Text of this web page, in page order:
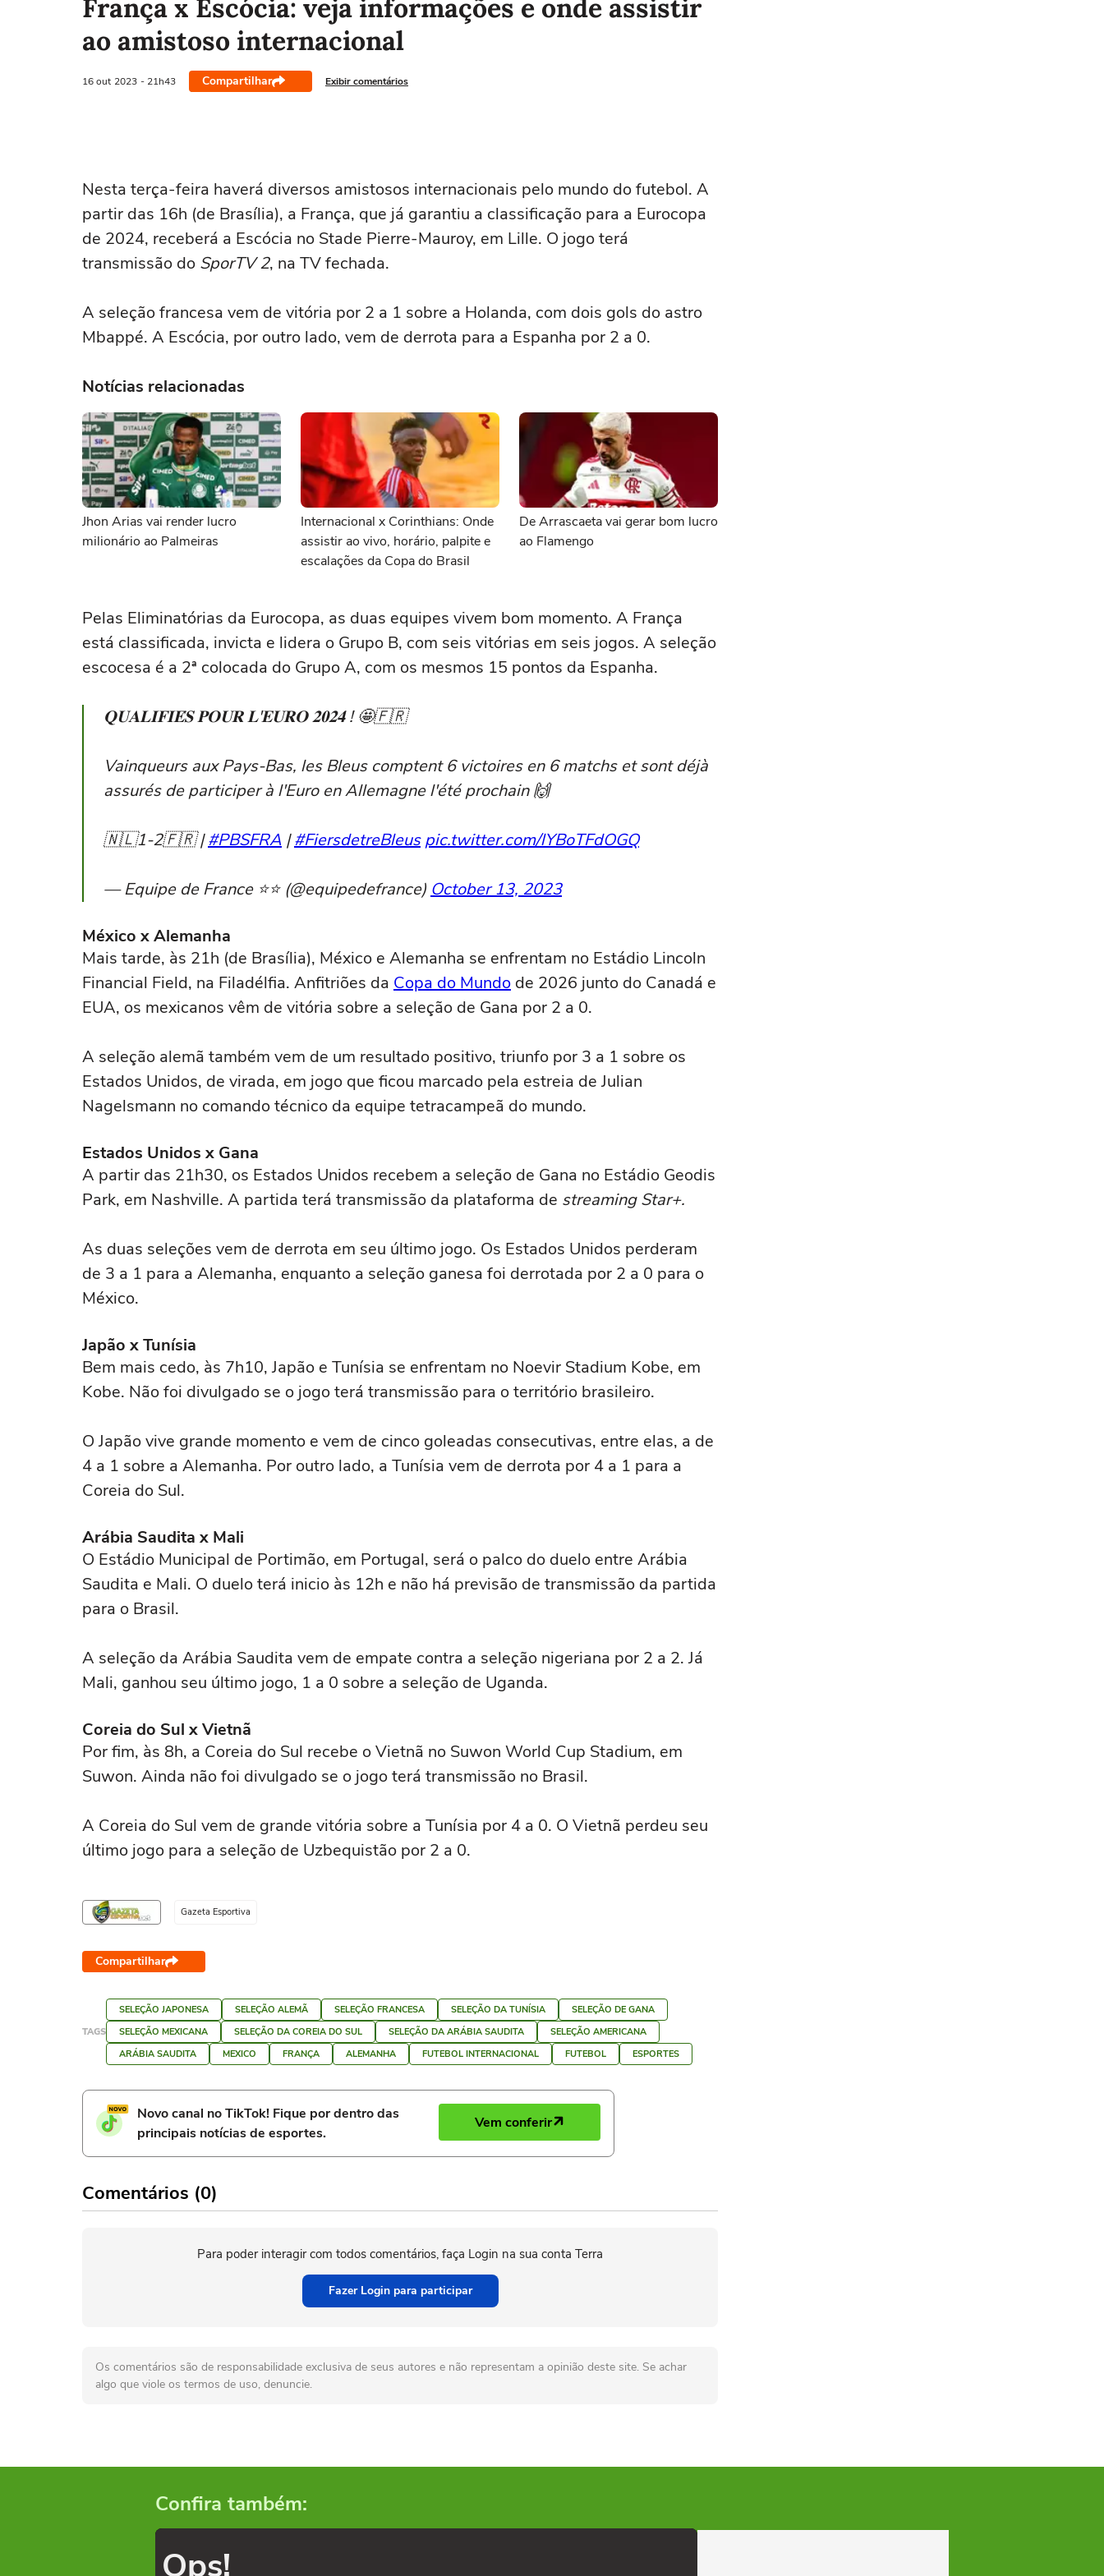
França x Escócia: veja informações e onde assistir
ao amistoso internacional
16 out 2023 - 21h43 Compartilhar Exibir comentários
Nesta terça-feira haverá diversos amistosos internacionais pelo mundo do futebol. A
partir das 16h (de Brasília), a França, que já garantiu a classificação para a Eurocopa
de 2024, receberá a Escócia no Stade Pierre-Mauroy, em Lille. O jogo terá
transmissão do SporTV 2, na TV fechada.
A seleção francesa vem de vitória por 2 a 1 sobre a Holanda, com dois gols do astro
Mbappé. A Escócia, por outro lado, vem de derrota para a Espanha por 2 a 0.
Notícias relacionadas
Jhon Arias vai render lucro
milionário ao Palmeiras
Internacional x Corinthians: Onde
assistir ao vivo, horário, palpite e
escalações da Copa do Brasil
De Arrascaeta vai gerar bom lucro
ao Flamengo
Pelas Eliminatórias da Eurocopa, as duas equipes vivem bom momento. A França
está classificada, invicta e lidera o Grupo B, com seis vitórias em seis jogos. A seleção
escocesa é a 2ª colocada do Grupo A, com os mesmos 15 pontos da Espanha.
𝐐𝐔𝐀𝐋𝐈𝐅𝐈𝐄́𝐒 𝐏𝐎𝐔𝐑 𝐋'𝐄𝐔𝐑𝐎 𝟐𝟎𝟐𝟒 ! 🤩🇫🇷
Vainqueurs aux Pays-Bas, les Bleus comptent 6 victoires en 6 matchs et sont déjà
assurés de participer à l'Euro en Allemagne l'été prochain 🙌
🇳🇱1-2🇫🇷 |#PBSFRA |#FiersdetreBleus pic.twitter.com/lYBoTFdOGQ
— Equipe de France ⭐⭐ (@equipedefrance) October 13, 2023
México x Alemanha
Mais tarde, às 21h (de Brasília), México e Alemanha se enfrentam no Estádio Lincoln
Financial Field, na Filadélfia. Anfitriões da Copa do Mundo de 2026 junto do Canadá e
EUA, os mexicanos vêm de vitória sobre a seleção de Gana por 2 a 0.
A seleção alemã também vem de um resultado positivo, triunfo por 3 a 1 sobre os
Estados Unidos, de virada, em jogo que ficou marcado pela estreia de Julian
Nagelsmann no comando técnico da equipe tetracampeã do mundo.
Estados Unidos x Gana
A partir das 21h30, os Estados Unidos recebem a seleção de Gana no Estádio Geodis
Park, em Nashville. A partida terá transmissão da plataforma de streaming Star+.
As duas seleções vem de derrota em seu último jogo. Os Estados Unidos perderam
de 3 a 1 para a Alemanha, enquanto a seleção ganesa foi derrotada por 2 a 0 para o
México.
Japão x Tunísia
Bem mais cedo, às 7h10, Japão e Tunísia se enfrentam no Noevir Stadium Kobe, em
Kobe. Não foi divulgado se o jogo terá transmissão para o território brasileiro.
O Japão vive grande momento e vem de cinco goleadas consecutivas, entre elas, a de
4 a 1 sobre a Alemanha. Por outro lado, a Tunísia vem de derrota por 4 a 1 para a
Coreia do Sul.
Arábia Saudita x Mali
O Estádio Municipal de Portimão, em Portugal, será o palco do duelo entre Arábia
Saudita e Mali. O duelo terá inicio às 12h e não há previsão de transmissão da partida
para o Brasil.
A seleção da Arábia Saudita vem de empate contra a seleção nigeriana por 2 a 2. Já
Mali, ganhou seu último jogo, 1 a 0 sobre a seleção de Uganda.
Coreia do Sul x Vietnã
Por fim, às 8h, a Coreia do Sul recebe o Vietnã no Suwon World Cup Stadium, em
Suwon. Ainda não foi divulgado se o jogo terá transmissão no Brasil.
A Coreia do Sul vem de grande vitória sobre a Tunísia por 4 a 0. O Vietnã perdeu seu
último jogo para a seleção de Uzbequistão por 2 a 0.
Gazeta Esportiva
Compartilhar
TAGS
SELEÇÃO JAPONESA SELEÇÃO ALEMÃ SELEÇÃO FRANCESA SELEÇÃO DA TUNÍSIA
SELEÇÃO DE GANA
SELEÇÃO MEXICANA
SELEÇÃO DA COREIA DO SUL SELEÇÃO DA ARÁBIA SAUDITA
SELEÇÃO AMERICANA
ARÁBIA SAUDITA
MEXICO FRANÇA ALEMANHA FUTEBOL INTERNACIONAL FUTEBOL ESPORTES
Novo canal no TikTok! Fique por dentro das
principais notícias de esportes.
Vem conferir
Comentários (0)
Para poder interagir com todos comentários, faça Login na sua conta Terra
Fazer Login para participar
Os comentários são de responsabilidade exclusiva de seus autores e não representam a opinião deste site. Se achar
algo que viole os termos de uso, denuncie.
Confira também:
Ops!